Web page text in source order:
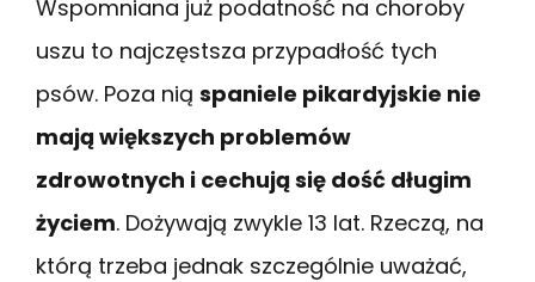
Wspomniana już podatność na choroby
uszu to najczęstsza przypadłość tych
psów. Poza nią spaniele pikardyjskie nie
mają większych problemów
zdrowotnych i cechują się dość długim
życiem. Dożywają zwykle 13 lat. Rzeczą, na
którą trzeba jednak szczególnie uważać,